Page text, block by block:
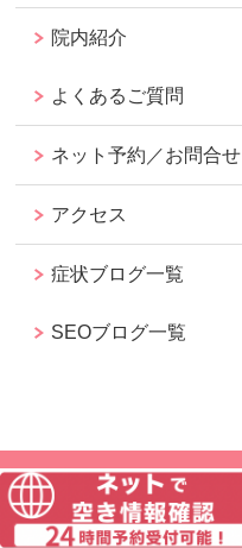
院内紹介
よくあるご質問
ネット予約／お問合せ
アクセス
症状ブログ一覧
SEOブログ一覧